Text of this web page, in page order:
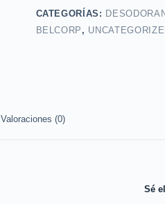
CATEGORÍAS:
BELCORP ,
Valoraciones (0)
Sé